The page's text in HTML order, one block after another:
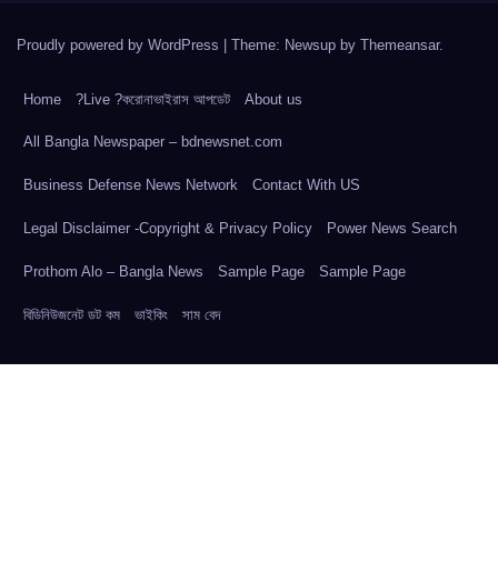
Proudly powered by WordPress Theme: Newsup by Themeansar.
Home ?Live ?করোনাভাইরাস আপডেট About us
All Bangla Newspaper – bdnewsnet.com
Business Defense News Network Contact With US
Legal Disclaimer -Copyright & Privacy Policy Power News Search
Prothom Alo – Bangla News Sample Page Sample Page
বিডিনিউজনেট ডট কম ভাইকিং সাম বেদ